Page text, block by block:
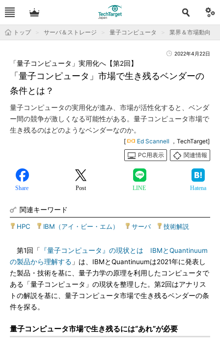
トップ サーバ＆ストレージ 量子コンピュータ 業界＆市場動向
2022年4月22日
「量子コンピュータ」市場で生き残るベンダーの
条件とは？
「量子コンピュータ」実用化へ【第2回】
量子コンピュータの実用化が進み、市場が活性化すると、ベンダ
ー間の競争が激しくなる可能性がある。量子コンピュータ市場で
生き残るのはどのようなベンダーなのか。
[ Ed Scannell ，TechTarget]
PC用表示
関連情報
Share Post LINE Hatena
関連キーワード
HPC IBM（アイ・ビー・エム） サーバ| 技術解説
第1回「
『量子コンピュータ』の現状とは IBMとQuantinuum
の製品から理解する 」は、IBMとQuantinuumは2021年に発表し
た製品・技術を基に、量子力学の原理を利用したコンピュータで
ある「量子コンピュータ」の現状を整理した。第2回はアナリス
トの解説を基に、量子コンピュータ市場で生き残るベンダーの条
件を探る。
量子コンピュータ市場で生き残るには“あれ”が必要